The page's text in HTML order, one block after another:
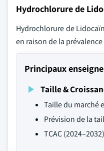
Hydrochlorure de
Hydrochlorure de
en raison de la
Principaux
Taille &
Taille du marché
Prévision de la
TCAC